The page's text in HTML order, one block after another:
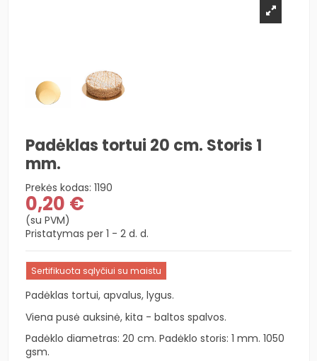
Padėklas tortui 20 cm. Storis 1
mm.
Prekės kodas: 1190
0,20 €
(su PVM)
Pristatymas per 1 - 2 d. d.
Sertifikuota sąlyčiui su maistu
Padėklas tortui, apvalus, lygus.
Viena pusė auksinė, kita - baltos spalvos.
Padėklo diametras: 20 cm. Padėklo storis: 1 mm. 1050
gsm.